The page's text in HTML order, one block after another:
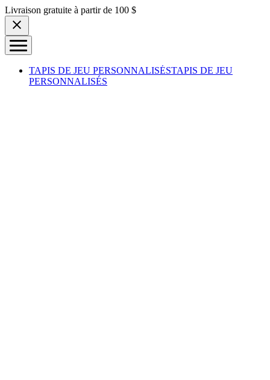
Skip to content
Livraison gratuite à partir de 100 $
TAPIS DE JEU PERSONNALISÉSTAPIS DE JEU
PERSONNALISÉS